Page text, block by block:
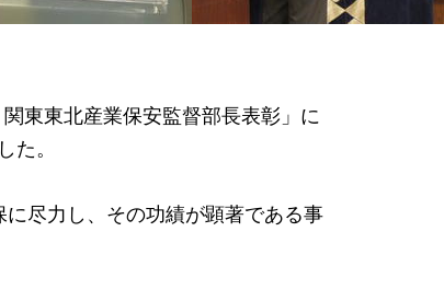
東東北産業保安監督部長表彰」に
た。
尽力し、その功績が顕著である事